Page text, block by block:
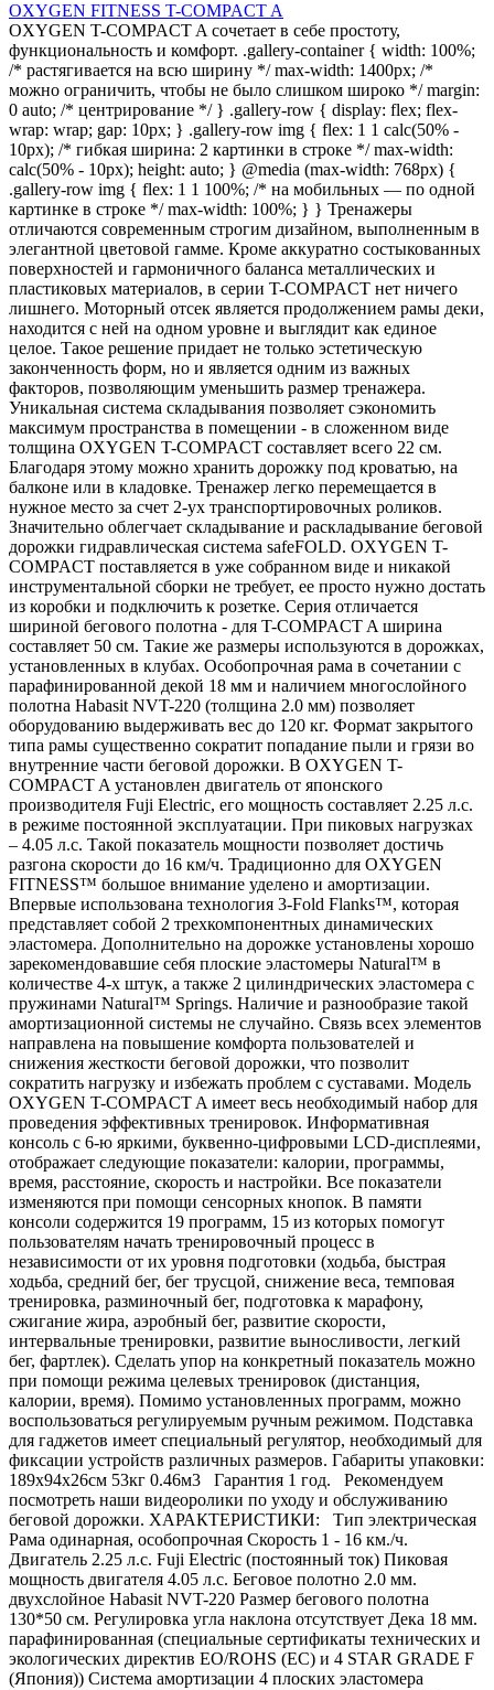
OXYGEN FITNESS T-COMPACT A
OXYGEN T-COMPACT A сочетает в себе простоту,
функциональность и комфорт. .gallery-container { width: 100%;
/* растягивается на всю ширину */ max-width: 1400px; /*
можно ограничить, чтобы не было слишком широко */ margin:
0 auto; /* центрирование */ } .gallery-row { display: flex; flex-
wrap: wrap; gap: 10px; } .gallery-row img { flex: 1 1 calc(50% -
10px); /* гибкая ширина: 2 картинки в строке */ max-width:
calc(50% - 10px); height: auto; } @media (max-width: 768px) {
.gallery-row img { flex: 1 1 100%; /* на мобильных — по одной
картинке в строке */ max-width: 100%; } } Тренажеры
отличаются современным строгим дизайном, выполненным в
элегантной цветовой гамме. Кроме аккуратно состыкованных
поверхностей и гармоничного баланса металлических и
пластиковых материалов, в серии T-COMPACT нет ничего
лишнего. Моторный отсек является продолжением рамы деки,
находится с ней на одном уровне и выглядит как единое
целое. Такое решение придает не только эстетическую
законченность форм, но и является одним из важных
факторов, позволяющим уменьшить размер тренажера.
Уникальная система складывания позволяет сэкономить
максимум пространства в помещении - в сложенном виде
толщина OXYGEN T-COMPACT составляет всего 22 см.
Благодаря этому можно хранить дорожку под кроватью, на
балконе или в кладовке. Тренажер легко перемещается в
нужное место за счет 2-ух транспортировочных роликов.
Значительно облегчает складывание и раскладывание беговой
дорожки гидравлическая система safeFOLD. OXYGEN T-
COMPACT поставляется в уже собранном виде и никакой
инструментальной сборки не требует, ее просто нужно достать
из коробки и подключить к розетке. Серия отличается
шириной бегового полотна - для T-COMPACT A ширина
составляет 50 см. Такие же размеры используются в дорожках,
установленных в клубах. Особопрочная рама в сочетании с
парафинированной декой 18 мм и наличием многослойного
полотна Habasit NVT-220 (толщина 2.0 мм) позволяет
оборудованию выдерживать вес до 120 кг. Формат закрытого
типа рамы существенно сократит попадание пыли и грязи во
внутренние части беговой дорожки. В OXYGEN T-
COMPACT A установлен двигатель от японского
производителя Fuji Electric, его мощность составляет 2.25 л.с.
в режиме постоянной эксплуатации. При пиковых нагрузках
– 4.05 л.с. Такой показатель мощности позволяет достичь
разгона скорости до 16 км/ч. Традиционно для OXYGEN
FITNESS™ большое внимание уделено и амортизации.
Впервые использована технология 3-Fold Flanks™, которая
представляет собой 2 трехкомпонентных динамических
эластомера. Дополнительно на дорожке установлены хорошо
зарекомендовавшие себя плоские эластомеры Natural™ в
количестве 4-х штук, а также 2 цилиндрических эластомера с
пружинами Natural™ Springs. Наличие и разнообразие такой
амортизационной системы не случайно. Связь всех элементов
направлена на повышение комфорта пользователей и
снижения жесткости беговой дорожки, что позволит
сократить нагрузку и избежать проблем с суставами. Модель
OXYGEN T-COMPACT A имеет весь необходимый набор для
проведения эффективных тренировок. Информативная
консоль с 6-ю яркими, буквенно-цифровыми LCD-дисплеями,
отображает следующие показатели: калории, программы,
время, расстояние, скорость и настройки. Все показатели
изменяются при помощи сенсорных кнопок. В памяти
консоли содержится 19 программ, 15 из которых помогут
пользователям начать тренировочный процесс в
независимости от их уровня подготовки (ходьба, быстрая
ходьба, средний бег, бег трусцой, снижение веса, темповая
тренировка, разминочный бег, подготовка к марафону,
сжигание жира, аэробный бег, развитие скорости,
интервальные тренировки, развитие выносливости, легкий
бег, фартлек). Сделать упор на конкретный показатель можно
при помощи режима целевых тренировок (дистанция,
калории, время). Помимо установленных программ, можно
воспользоваться регулируемым ручным режимом. Подставка
для гаджетов имеет специальный регулятор, необходимый для
фиксации устройств различных размеров. Габариты упаковки:
189х94х26см 53кг 0.46м3 Гарантия 1 год. Рекомендуем
посмотреть наши видеоролики по уходу и обслуживанию
беговой дорожки. ХАРАКТЕРИСТИКИ: Тип электрическая
Рама одинарная, особопрочная Скорость 1 - 16 км./ч.
Двигатель 2.25 л.с. Fuji Electric (постоянный ток) Пиковая
мощность двигателя 4.05 л.с. Беговое полотно 2.0 мм.
двухслойное Habasit NVT-220 Размер бегового полотна
130*50 см. Регулировка угла наклона отсутствует Дека 18 мм.
парафинированная (специальные сертификаты технических и
экологических директив EO/ROHS (ЕС) и 4 STAR GRADE F
(Япония)) Система амортизации 4 плоских эластомера